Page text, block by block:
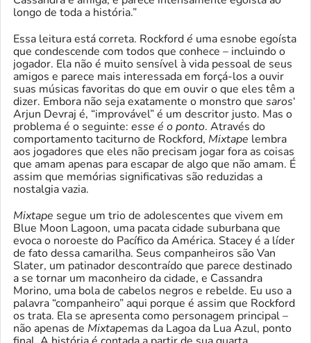
longo de toda a história.”
Essa leitura está correta. Rockfordé uma esnobe egoísta
que condescende com todos que conhece – incluindo o
jogador. Ela não é muito sensível à vida pessoal de seus
amigos e parece mais interessada em forçá-los a ouvir
suas músicas favoritas do que em ouvir o que eles têm a
dizer. Embora não seja exatamente o monstro que saros‘
Arjun Devraj é, “improvável” é um descritor justo. Mas o
problema é o seguinte: esse é o ponto. Através do
comportamento taciturno de Rockford, Mixtape lembra
aos jogadores que eles não precisam jogar fora as coisas
que amam apenas para escapar de algo que não amam. É
assim que memórias significativas são reduzidas a
nostalgia vazia.
Mixtape segue um trio de adolescentes que vivem em
Blue Moon Lagoon, uma pacata cidade suburbana que
evoca o noroeste do Pacífico da América. Stacey é a líder
de fato dessa camarilha. Seus companheiros são Van
Slater, um patinador descontraído que parece destinado
a se tornar um maconheiro da cidade, e Cassandra
Morino, uma bola de cabelos negros e rebelde. Eu uso a
palavra “companheiro” aqui porque é assim que Rockford
os trata. Ela se apresenta como personagem principal –
não apenas de Mixtapemas da Lagoa da Lua Azul, ponto